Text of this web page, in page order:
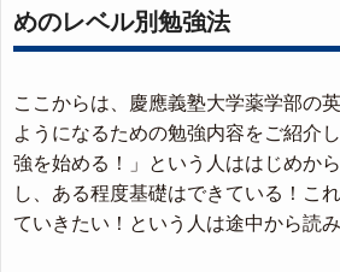
めのレベル別勉強法
ここからは、慶應義塾大学薬学部の
ようになるための勉強内容をご紹介
強を始める！」という人ははじめか
し、ある程度基礎はできている！こ
ていきたい！という人は途中から読